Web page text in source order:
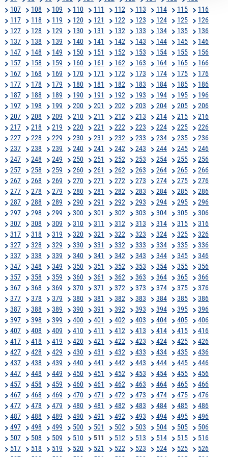
107
108 109 110 111 112 113 114 115
116
117
118 119 120 121 122 123 124 125
126
127
128 129 130 131 132 133 134 135
136
137
138 139 140 141 142 143 144 145
146
147
148 149 150 151 152 153 154 155
156
157
158 159 160 161 162 163 164 165
166
167
168 169 170 171 172 173 174 175
176
177
178 179 180 181 182 183 184 185
186
187
188 189 190 191 192 193 194 195
196
197
198 199 200 201 202 203 204 205
206
207
208 209 210 211 212 213 214 215
216
217
218 219 220 221 222 223 224 225
226
227
228 229 230 231 232 233 234 235
236
237
238 239 240 241 242 243 244 245
246
247
248 249 250 251 252 253 254 255
256
257
258 259 260 261 262 263 264 265
266
267
268 269 270 271 272 273 274 275
276
277
278 279 280 281 282 283 284 285
286
287
288 289 290 291 292 293 294 295
296
297
298 299 300 301 302 303 304 305
306
307
308 309 310 311 312 313 314 315
316
317
318 319 320 321 322 323 324 325
326
327
328 329 330 331 332 333 334 335
336
337
338 339 340 341 342 343 344 345
346
347
348 349 350 351 352 353 354 355
356
357
358 359 360 361 362 363 364 365
366
367
368 369 370 371 372 373 374 375
376
377
378 379 380 381 382 383 384 385
386
387
388 389 390 391 392 393 394 395
396
397
398 399 400 401 402 403 404 405
406
407
408 409 410 411 412 413 414 415
416
417
418 419 420 421 422 423 424 425
426
427
428 429 430 431 432 433 434 435
436
437
438 439 440 441 442 443 444 445
446
447
448 449 450 451 452 453 454 455
456
457
458 459 460 461 462 463 464 465
466
467
468 469 470 471 472 473 474 475
476
477
478 479 480 481 482 483 484 485
486
487
488 489 490 491 492 493 494 495
496
497
498 499 500 501 502 503 504 505
506
507
508 509 510 511 512 513 514 515
516
517
518 519 520 521 522 523 524 525
526